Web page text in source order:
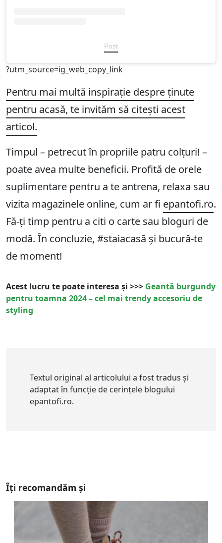
Post
?utm_source=ig_web_copy_link
Pentru mai multă inspirație despre ținute
pentru acasă, te invităm să citești acest
articol.
Timpul – petrecut în propriile patru colțuri! –
poate avea multe beneficii. Profită de orele
suplimentare pentru a te antrena, relaxa sau
vizita magazinele online, cum ar fi epantofi.ro.
Fă-ți timp pentru a citi o carte sau bloguri de
modă. În concluzie, #staiacasă și bucură-te
de moment!
Acest lucru te poate interesa și >>> Geantă burgundy
pentru toamna 2024 – cel mai trendy accesoriu de
styling
Textul original al articolului a fost tradus și
adaptat în funcție de cerințele blogului
epantofi.ro.
Îți recomandăm și